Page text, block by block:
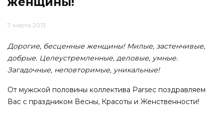
7 марта 2013
Дорогие, бесценные женщины! Милые, застенчивые,
добрые. Целеустремленные, деловые, умные.
Загадочные, неповторимые, уникальные!
От мужской половины коллектива Parsec поздравляем
Вас с праздником Весны, Красоты и Женственности!